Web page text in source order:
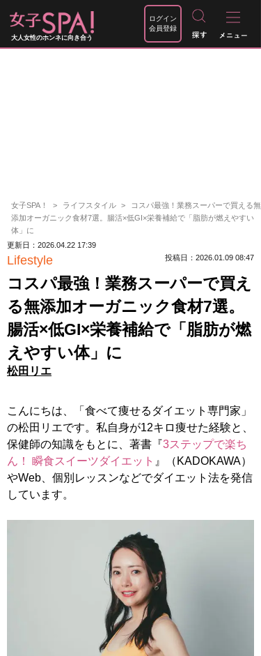
大人女性のホンネに向き合う
ログイン
会員登録
女子SPA！ ライフスタイル
コスパ最強！業務スーパーで買える無
添加オーガニック食材7選。腸活×低GI×栄養補給で「脂肪が燃えやすい
体」に
更新日：2026.04.22 17:39
Lifestyle 投稿日：2026.01.09 08:47
コスパ最強！業務スーパーで買え
る無添加オーガニック食材7選。
腸活×低GI×栄養補給で「脂肪が燃
えやすい体」に
松田リエ
こんにちは、「食べて痩せるダイエット専門家」
の松田リエです。私自身が12キロ痩せた経験と、
保健師の知識をもとに、著書『3ステップで楽ち
ん！ 瞬食スイーツダイエット 』（KADOKAWA）
やWeb、個別レッスンなどでダイエット法を発信
しています。